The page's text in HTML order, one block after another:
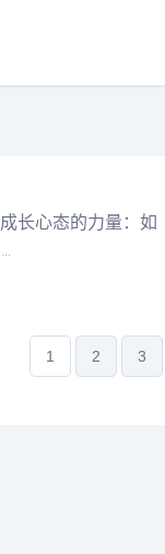
成长心态的力量：如
...
1 2 3